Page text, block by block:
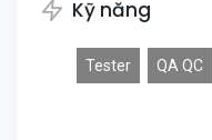
Kỹ năng
Tester QA QC